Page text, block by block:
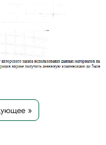
»